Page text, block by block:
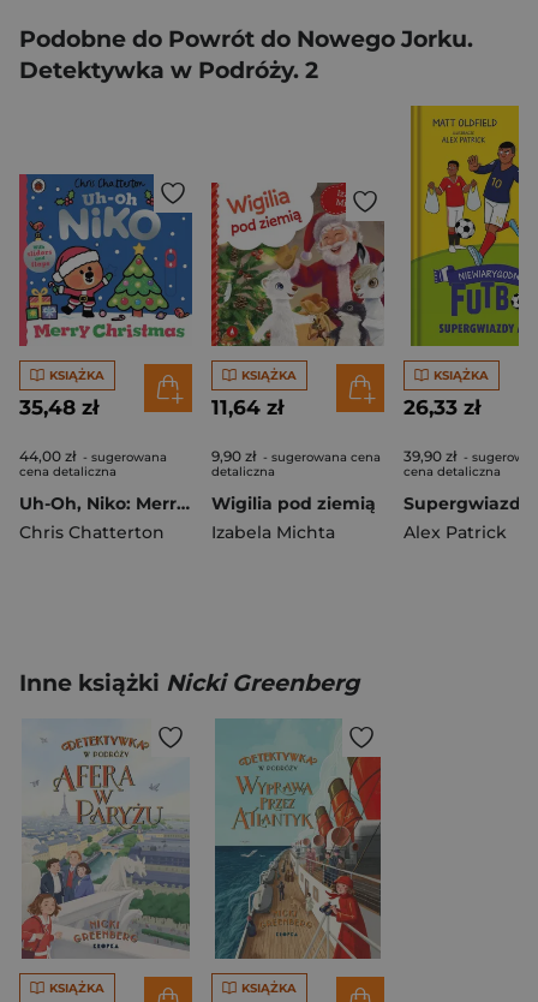
Podobne do Powrót do Nowego Jorku.
Detektywka w Podróży. 2
KSIĄŻKA
35,48 zł
44,00 zł - sugerowana
cena detaliczna
Uh-Oh, Niko: Merry Christmas
Chris Chatterton
KSIĄŻKA
11,64 zł
9,90 zł - sugerowana cena
detaliczna
Wigilia pod ziemią
Izabela Michta
KSIĄŻKA
26,33 zł
39,90 zł -
cena detaliczna
Alex Patrick
Inne książki Nicki Greenberg
KSIĄŻKA KSIĄŻKA